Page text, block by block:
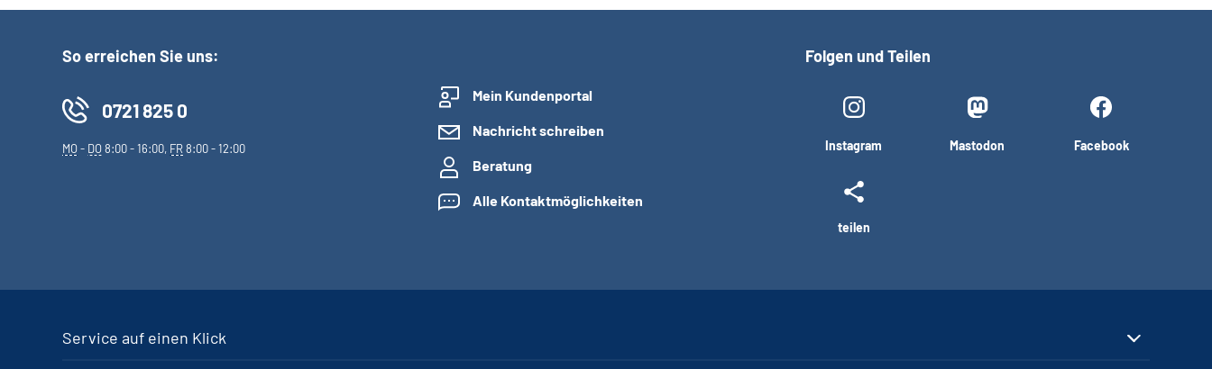
So erreichen Sie uns:
0721 825 0
MO- DO8:00 - 16:00, FR8:00 - 12:00
Mein Kundenportal
Nachricht schreiben
Beratung
Alle Kontaktmöglichkeiten
Folgen und Teilen
Instagram Mastodon Facebook
teilen
Service auf einen Klick